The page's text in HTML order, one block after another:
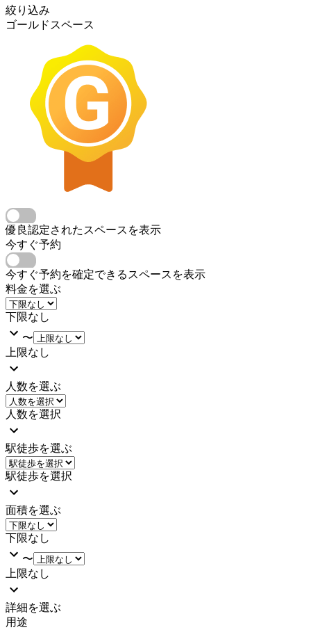
絞り込み
ゴールドスペース
優良認定されたスペースを表示
今すぐ予約
今すぐ予約を確定できるスペースを表示
料金を選ぶ
下限なし
〜
上限なし
人数を選ぶ
人数を選択
駅徒歩を選ぶ
駅徒歩を選択
面積を選ぶ
下限なし
〜
上限なし
詳細を選ぶ
用途